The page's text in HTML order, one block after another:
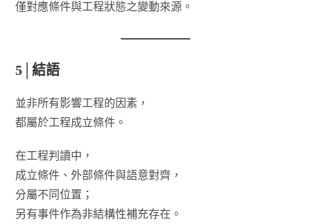
僅對應條件與工程狀態之變動來源。
5│結語
並非所有影響工程的因素，
都屬於工程成立條件。
在工程判讀中，
成立條件、外部條件與語意對齊，
分屬不同位置；
另有事件作為非結構性補充存在。